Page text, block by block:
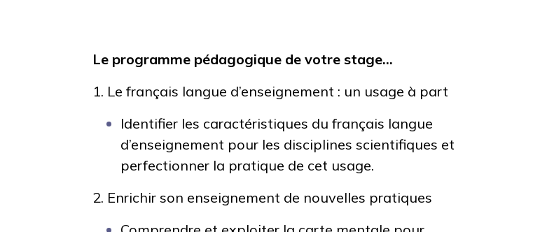
Le programme pédagogique de votre stage...
1. Le français langue d’enseignement : un usage à part
Identifier les caractéristiques du français langue
d’enseignement pour les disciplines scientifiques et
perfectionner la pratique de cet usage.
2. Enrichir son enseignement de nouvelles pratiques